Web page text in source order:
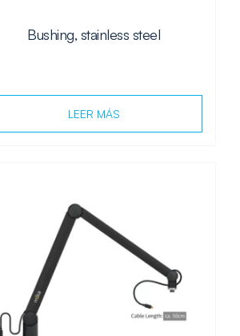
Bushing, stainless steel
LEER MÁS